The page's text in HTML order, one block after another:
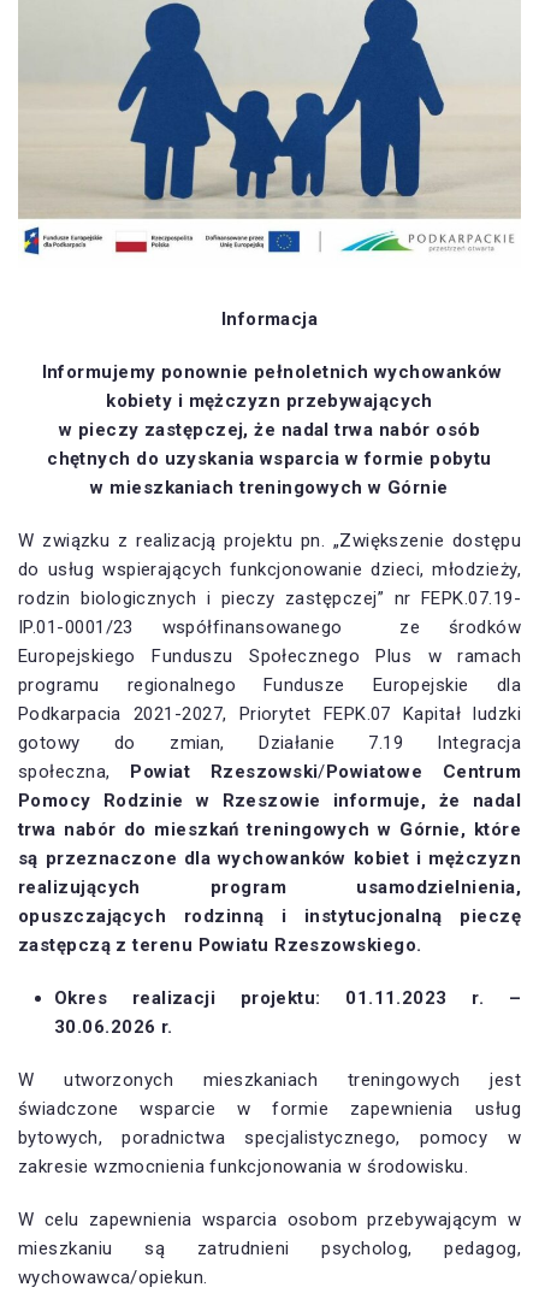
Informacja
Informujemy ponownie pełnoletnich wychowanków
kobiety i mężczyzn przebywających
w pieczy zastępczej, że nadal trwa nabór osób
chętnych do uzyskania wsparcia w formie pobytu
w mieszkaniach treningowych w Górnie
W związku z realizacją projektu pn. „Zwiększenie dostępu
do usług wspierających funkcjonowanie dzieci, młodzieży,
rodzin biologicznych i pieczy zastępczej” nr FEPK.07.19-
IP.01-0001/23 współfinansowanego ze środków
Europejskiego Funduszu Społecznego Plus w ramach
programu regionalnego Fundusze Europejskie dla
Podkarpacia 2021-2027, Priorytet FEPK.07 Kapitał ludzki
gotowy do zmian, Działanie 7.19 Integracja
społeczna, Powiat Rzeszowski/Powiatowe Centrum
Pomocy Rodzinie w Rzeszowie informuje, że nadal
trwa nabór do mieszkań treningowych w Górnie, które
są przeznaczone dla wychowanków kobiet i mężczyzn
realizujących program usamodzielnienia,
opuszczających rodzinną i instytucjonalną pieczę
zastępczą z terenu Powiatu Rzeszowskiego.
Okres realizacji projektu: 01.11.2023 r. –
30.06.2026 r.
W utworzonych mieszkaniach treningowych jest
świadczone wsparcie w formie zapewnienia usług
bytowych, poradnictwa specjalistycznego, pomocy w
zakresie wzmocnienia funkcjonowania w środowisku.
W celu zapewnienia wsparcia osobom przebywającym w
mieszkaniu są zatrudnieni psycholog, pedagog,
wychowawca/opiekun.